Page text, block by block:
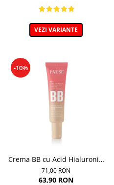
VEZI VARIANTE
-10%
Crema BB cu Acid Hialuronic,
nuanta 03W NATURAL 30ml
71,00 RON
63,90 RON